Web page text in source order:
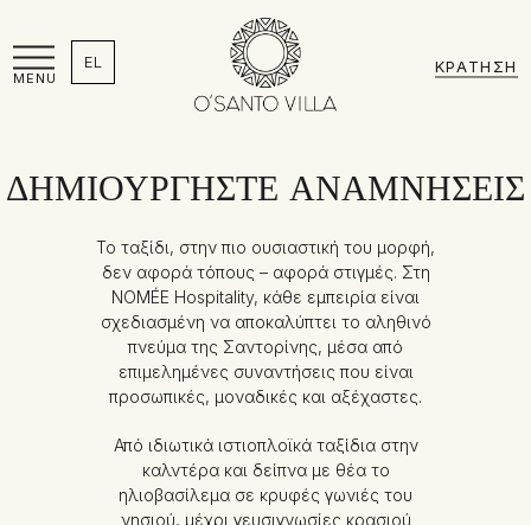
EL ΚΡΆΤΗΣΗ
MENU
ΔΗΜΙΟΥΡΓΉΣΤΕ ΑΝΑΜΝΉΣΕΙΣ
Το ταξίδι, στην πιο ουσιαστική του μορφή,
δεν αφορά τόπους – αφορά στιγμές. Στη
NOMÉE Hospitality, κάθε εμπειρία είναι
σχεδιασμένη να αποκαλύπτει το αληθινό
πνεύμα της Σαντορίνης, μέσα από
επιμελημένες συναντήσεις που είναι
προσωπικές, μοναδικές και αξέχαστες.
Από ιδιωτικά ιστιοπλοϊκά ταξίδια στην
καλντέρα και δείπνα με θέα το
ηλιοβασίλεμα σε κρυφές γωνιές του
νησιού, μέχρι γευσιγνωσίες κρασιού